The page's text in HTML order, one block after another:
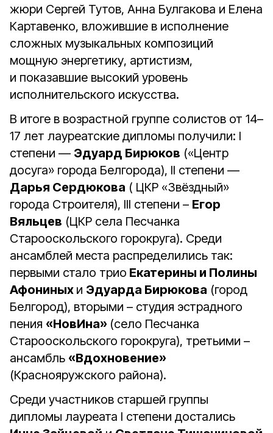
жюри Сергей Тутов, Анна Булгакова и Елена
Картавенко, вложившие в исполнение
сложных музыкальных композиций
мощную энергетику, артистизм,
и показавшие высокий уровень
исполнительского искусства.
В итоге в возрастной группе солистов от 14–
17 лет лауреатские дипломы получили: I
степени — Эдуард Бирюков («Центр
досуга» города Белгорода), II степени —
Дарья Сердюкова ( ЦКР «Звёздный»
города Строителя), III степени – Егор
Вяльцев (ЦКР села Песчанка
Старооскольского горокруга). Среди
ансамблей места распределились так:
первыми стало трио Екатерины и Полины
Афониных и Эдуарда Бирюкова (город
Белгород), вторыми – студия эстрадного
пения «НовИна» (село Песчанка
Старооскольского горокруга), третьими –
ансамбль «Вдохновение»
(Краснояружского района).
Среди участников старшей группы
дипломы лауреата I степени достались